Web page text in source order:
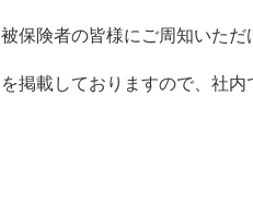
被保険者の皆様にご周知いた
を掲載しておりますので、社